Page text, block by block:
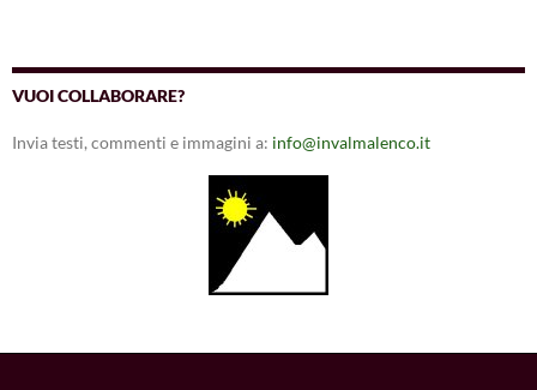
VUOI COLLABORARE?
Invia testi, commenti e immagini a: info@invalmalenco.it